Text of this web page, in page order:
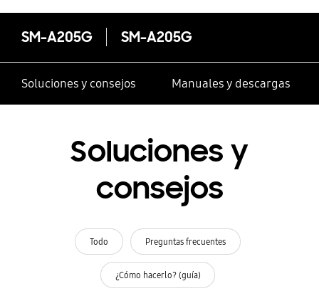
SM-A205G SM-A205G
Soluciones y consejos Manuales y descargas
Soluciones y
consejos
Todo Preguntas frecuentes
¿Cómo hacerlo? (guía)